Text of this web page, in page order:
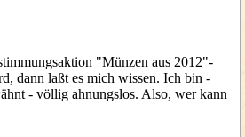
"Münzen aus 2012"-
dann laßt es mich wissen. Ich bin -
- völlig ahnungslos. Also, wer kann